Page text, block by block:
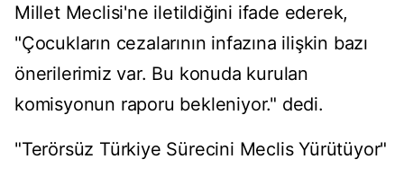
Millet Meclisi'ne iletildiğini ifade ederek,
"Çocukların cezalarının infazına ilişkin bazı
önerilerimiz var. Bu konuda kurulan
komisyonun raporu bekleniyor." dedi.
"Terörsüz Türkiye Sürecini Meclis Yürütüyor"